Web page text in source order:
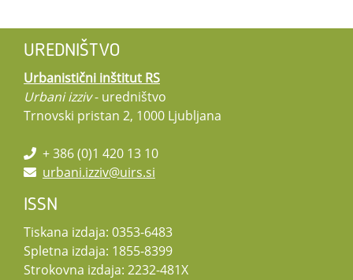
UREDNIŠTVO
Urbanistični inštitut RS
Urbani izziv- uredništvo
Trnovski pristan 2, 1000 Ljubljana
+ 386 (0)1 420 13 10
urbani.izziv@uirs.si
ISSN
Tiskana izdaja: 0353-6483
Spletna izdaja: 1855-8399
Strokovna izdaja: 2232-481X